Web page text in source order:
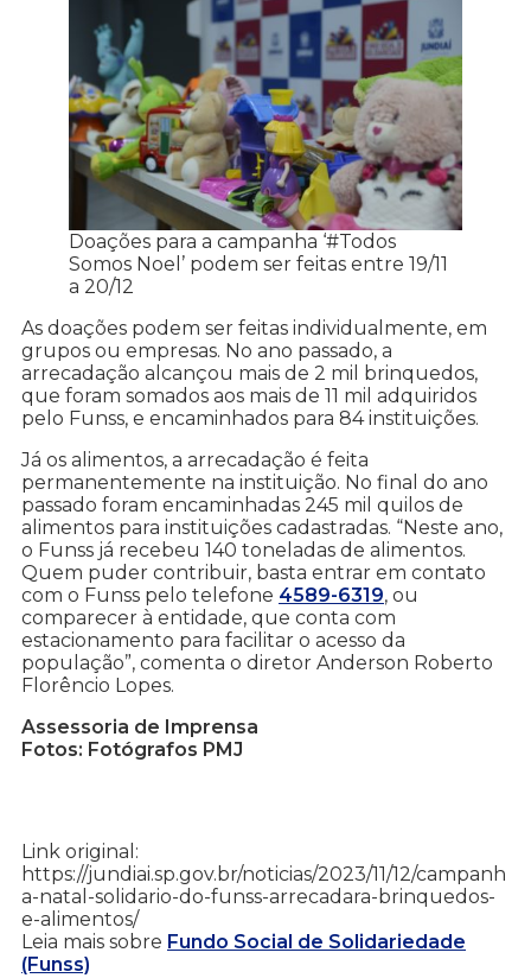
Doações para a campanha ‘#Todos
Somos Noel’ podem ser feitas entre 19/11
a 20/12
As doações podem ser feitas individualmente, em
grupos ou empresas. No ano passado, a
arrecadação alcançou mais de 2 mil brinquedos,
que foram somados aos mais de 11 mil adquiridos
pelo Funss, e encaminhados para 84 instituições.
Já os alimentos, a arrecadação é feita
permanentemente na instituição. No final do ano
passado foram encaminhadas 245 mil quilos de
alimentos para instituições cadastradas. “Neste ano,
o Funss já recebeu 140 toneladas de alimentos.
Quem puder contribuir, basta entrar em contato
com o Funss pelo telefone 4589-6319, ou
comparecer à entidade, que conta com
estacionamento para facilitar o acesso da
população”, comenta o diretor Anderson Roberto
Florêncio Lopes.
Assessoria de Imprensa
Fotos: Fotógrafos PMJ
Link original:
https://jundiai.sp.gov.br/noticias/2023/11/12/campanh
a-natal-solidario-do-funss-arrecadara-brinquedos-
e-alimentos/
Leia mais sobre Fundo Social de Solidariedade
(Funss)